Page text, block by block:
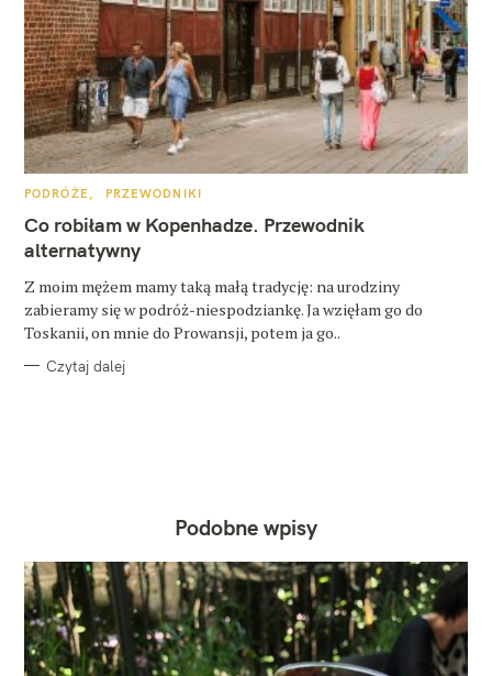
K
T
E
G
O
I
PODRÓŻE PRZEWODNIKI
Co robiłam w Kopenhadze. Przewodnik
alternatywny
Z moim mężem mamy taką małą tradycję: na urodziny
zabieramy się w podróż-niespodziankę. Ja wzięłam go do
Toskanii, on mnie do Prowansji, potem ja go..
Czytaj dalej
Podobne wpisy